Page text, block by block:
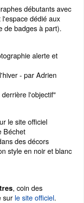
débutants avec
dédié aux
de badges à part).
alerte et
- par Adrien
l'objectif"
le site officiel
Béchet
des décors
style en noir et blanc
, coin des
sur le site officiel.